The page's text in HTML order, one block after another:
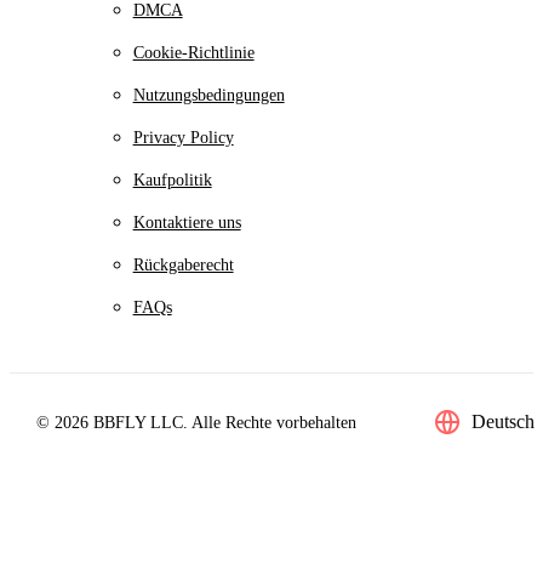
DMCA
Cookie-Richtlinie
Nutzungsbedingungen
Privacy Policy
Kaufpolitik
Kontaktiere uns
Rückgaberecht
FAQs
© 2026 BBFLY LLC. Alle Rechte vorbehalten Deutsch